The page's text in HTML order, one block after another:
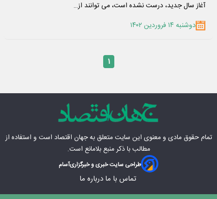
آغاز سال جدید، درست نشده است، می توانند از…
دوشنبه ۱۴ فروردین ۱۴۰۲
۱
تمام حقوق مادی‌ و معنوی این سایت متعلق بهجهان اقتصاد است و استفاده از
مطالب با ذکر منبع بلامانع است.
طراحی سایت خبری و خبرگزاریآسام
تماس با ما درباره ما